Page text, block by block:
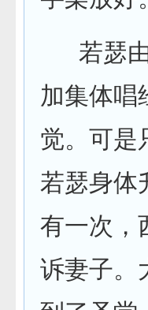
若瑟由
加集体唱
觉。可是
若瑟身体
有一次，
诉妻子。